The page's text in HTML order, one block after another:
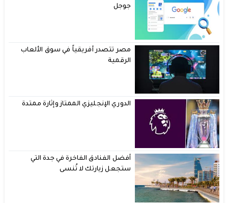
جوجل
مصر تتصدر أفريقياً في سوق الألعاب
الرقمية
الدوري الإنجليزي الممتاز وإثارة ممتدة
أفضل الفنادق الفاخرة في جدة التي
ستجعل زيارتك لا تُنسى